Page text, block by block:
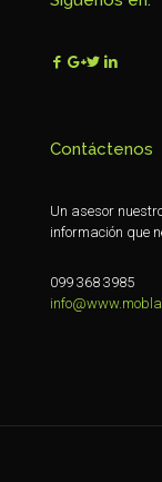
Contáctenos
Un asesor
información que
099 368 3985